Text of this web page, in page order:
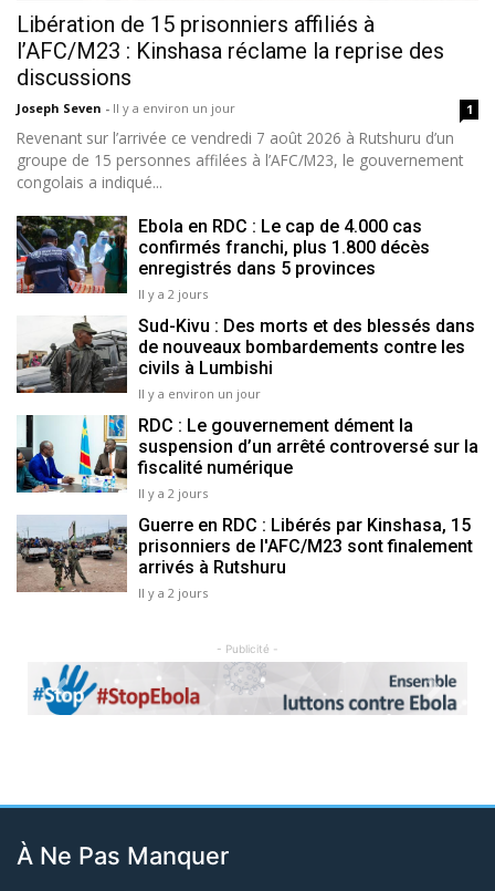
Libération de 15 prisonniers affiliés à
l’AFC/M23 : Kinshasa réclame la reprise des
discussions
Joseph Seven - Il y a environ un jour 1
Revenant sur l’arrivée ce vendredi 7 août 2026 à Rutshuru d’un
groupe de 15 personnes affilées à l’AFC/M23, le gouvernement
congolais a indiqué...
Ebola en RDC : Le cap de 4.000 cas
confirmés franchi, plus 1.800 décès
enregistrés dans 5 provinces
Il y a 2 jours
Sud-Kivu : Des morts et des blessés dans
de nouveaux bombardements contre les
civils à Lumbishi
Il y a environ un jour
RDC : Le gouvernement dément la
suspension d’un arrêté controversé sur la
fiscalité numérique
Il y a 2 jours
Guerre en RDC : Libérés par Kinshasa, 15
prisonniers de l'AFC/M23 sont finalement
arrivés à Rutshuru
Il y a 2 jours
- Publicité -
Previous Next
À Ne Pas Manquer